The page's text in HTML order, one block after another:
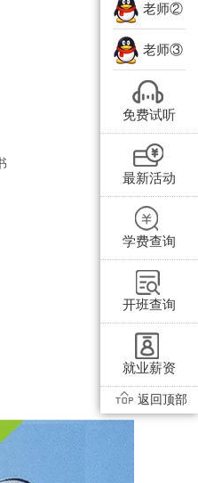
老师②
老师③
免费试听
最新活动
学费查询
开班查询
就业薪资
返回顶部